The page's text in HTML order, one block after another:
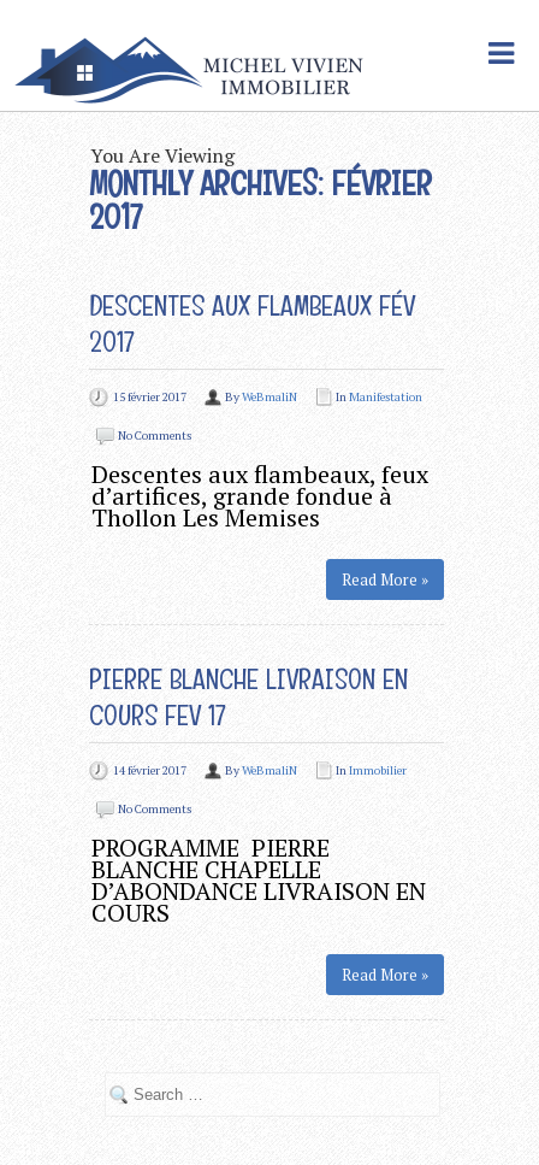
You Are Viewing
MONTHLY ARCHIVES: FÉVRIER
2017
DESCENTES AUX FLAMBEAUX FÉV
2017
15 février 2017 ByWeBmaliN InManifestation
No Comments
Descentes aux flambeaux, feux
d’artifices, grande fondue à
Thollon Les Memises
Read More »
PIERRE BLANCHE LIVRAISON EN
COURS FEV 17
14 février 2017 ByWeBmaliN InImmobilier
No Comments
PROGRAMME PIERRE
BLANCHE CHAPELLE
D’ABONDANCE LIVRAISON EN
COURS
Read More »